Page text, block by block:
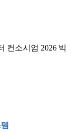
컨소시엄 2026 빅